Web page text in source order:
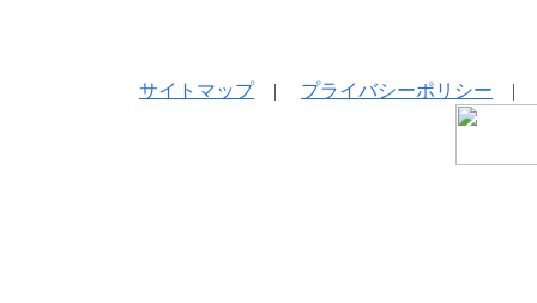
サイトマップ| プライバシーポリシー